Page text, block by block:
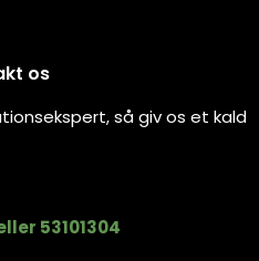
os
så giv os et kald
53101304